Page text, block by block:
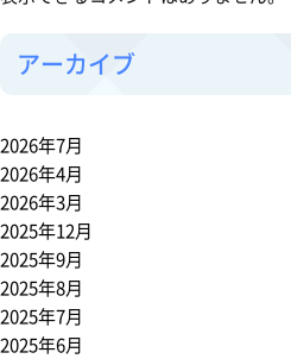
アーカイブ
2026年7月
2026年4月
2026年3月
2025年12月
2025年9月
2025年8月
2025年7月
2025年6月